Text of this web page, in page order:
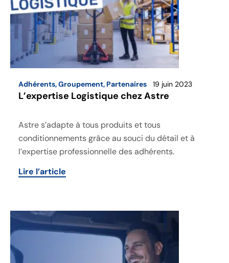
Adhérents,Groupement, Partenaires 19 juin 2023
L’expertise Logistique chez Astre
Astre s’adapte à tous produits et tous
conditionnements grâce au souci du détail et à
l’expertise professionnelle des adhérents.
Lire l’article